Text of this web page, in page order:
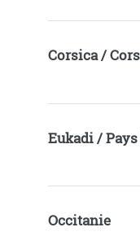
Corsica /
Eukadi / Pays
Occitanie